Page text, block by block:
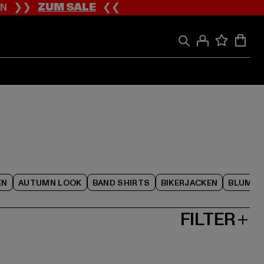
❯❯ZUM SALE❮❮
AUTUMN LOOK BAND SHIRTS BIKERJACKEN
FILTER